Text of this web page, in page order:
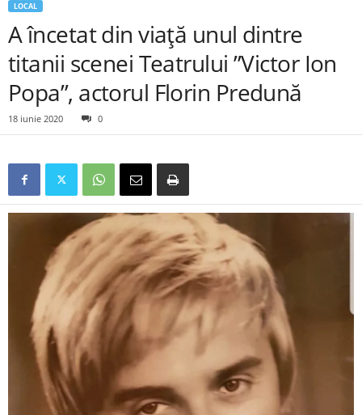
LOCAL
A încetat din viață unul dintre
titanii scenei Teatrului ”Victor Ion
Popa”, actorul Florin Predună
18 iunie 2020 0